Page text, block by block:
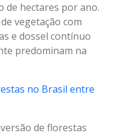
de hectares por ano.
vegetação com
e dossel contínuo
predominam na
no Brasil entre
de florestas